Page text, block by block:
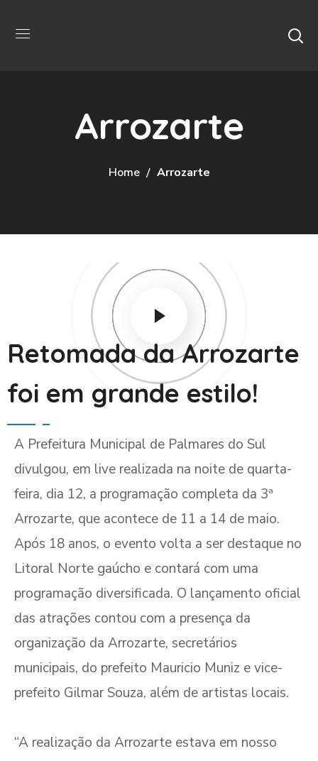
Arrozarte
Home Arrozarte
Retomada da Arrozarte
foi em grande estilo!
A Prefeitura Municipal de Palmares do Sul
divulgou, em live realizada na noite de quarta-
feira, dia 12, a programação completa da 3ª
Arrozarte, que acontece de 11 a 14 de maio.
Após 18 anos, o evento volta a ser destaque no
Litoral Norte gaúcho e contará com uma
programação diversificada. O lançamento oficial
das atrações contou com a presença da
organização da Arrozarte, secretários
municipais, do prefeito Mauricio Muniz e vice-
prefeito Gilmar Souza, além de artistas locais.
“A realização da Arrozarte estava em nosso